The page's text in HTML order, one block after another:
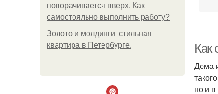
поворачивается вверх. Как
самостояльно выполнить работу?
Золото и молдинги: стильная
квартира в Петербурге.
Как
Дома
но и